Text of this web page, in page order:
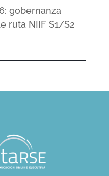
gobernanza
ruta NIIF S1/S2